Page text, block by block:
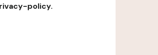
policy.